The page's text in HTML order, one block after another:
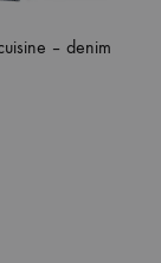
– denim